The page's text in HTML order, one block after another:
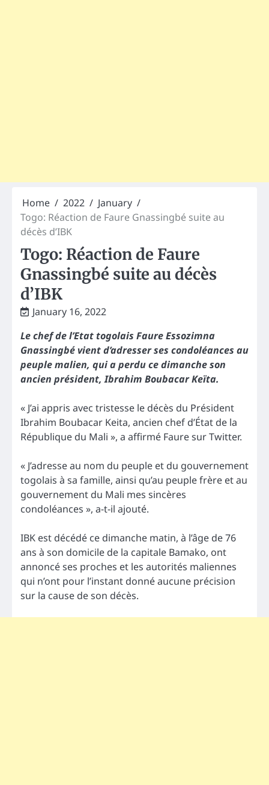
Home 2022
January
Togo: Réaction de Faure Gnassingbé suite au
décès d’IBK
Togo: Réaction de Faure
Gnassingbé suite au décès
d’IBK
January 16, 2022
Le chef de l’Etat togolais Faure Essozimna
Gnassingbé vient d’adresser ses condoléances au
peuple malien, qui a perdu ce dimanche son
ancien président, Ibrahim Boubacar Keïta.
« J’ai appris avec tristesse le décès du Président
Ibrahim Boubacar Keita, ancien chef d’État de la
République du Mali », a affirmé Faure sur Twitter.
« J’adresse au nom du peuple et du gouvernement
togolais à sa famille, ainsi qu’au peuple frère et au
gouvernement du Mali mes sincères
condoléances », a-t-il ajouté.
IBK est décédé ce dimanche matin, à l’âge de 76
ans à son domicile de la capitale Bamako, ont
annoncé ses proches et les autorités maliennes
qui n’ont pour l’instant donné aucune précision
sur la cause de son décès.